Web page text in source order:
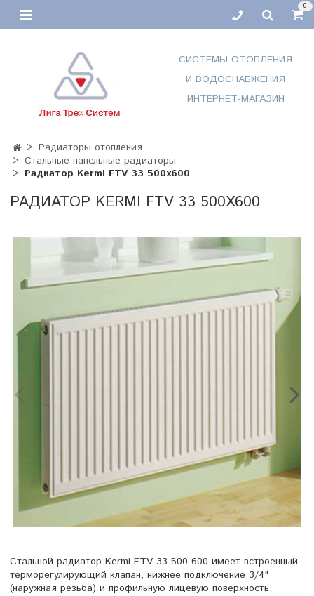
0
СИСТЕМЫ ОТОПЛЕНИЯ
И ВОДОСНАБЖЕНИЯ
ИНТЕРНЕТ-МАГАЗИН
Радиаторы отопления
Стальные панельные радиаторы
Радиатор Kermi FTV 33 500х600
РАДИАТОР KERMI FTV 33 500Х600
Стальной радиатор Kermi FTV 33 500 600 имеет встроенный
терморегулирующий клапан, нижнее подключение 3/4"
(наружная резьба) и профильную лицевую поверхность.